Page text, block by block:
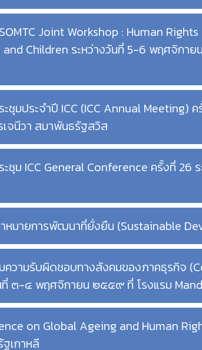
Joint Workshop : Human
Children ระหว่างวันที่ 5-6 พฤศจิกาย
ชุมประจำปี ICC (ICC Annual Meeting)
จนีวา สมาพันธรัฐสวิส
ะชุม ICC General Conference ครั้งที่
าหมายการพัฒนาที่ยั่งยืน (Sustainable
ความรับผิดชอบทางสังคมของภาคธุรกิจ
ที่ ๓-๔ พฤศจิกายน ๒๕๕๙ ที่ โรงแรม
on Global Ageing and Human
เกาหลี